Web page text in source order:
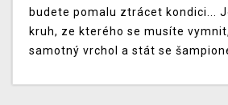
budete pomalu ztrácet kondici...
kruh, ze kterého se musíte
samotný vrchol a stát se